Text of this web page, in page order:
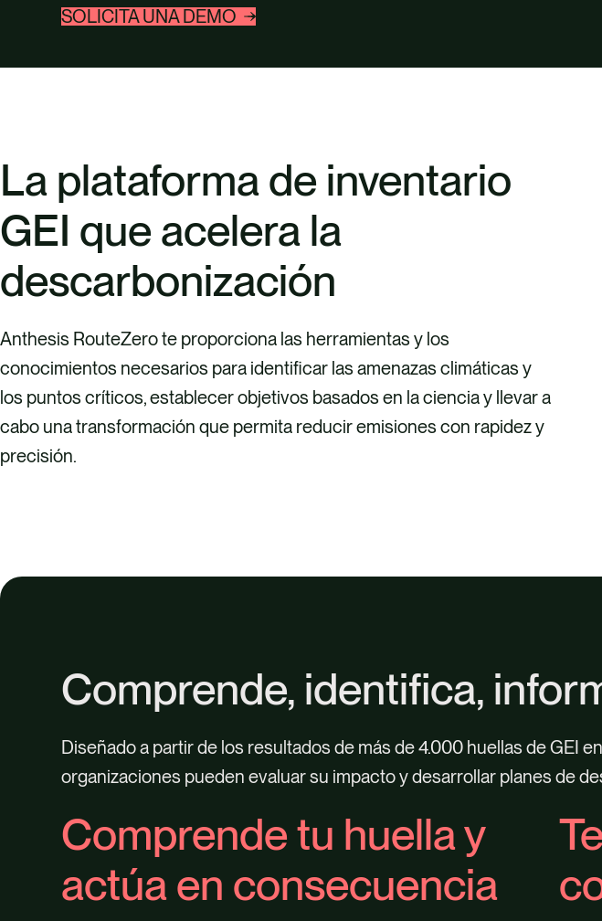
SOLICITA UNA DEMO
La plataforma de inventario
GEI que acelera la
descarbonización
Anthesis RouteZero te proporciona las herramientas y los
conocimientos necesarios para identificar las amenazas climáticas y
los puntos críticos, establecer objetivos basados en la ciencia y llevar a
cabo una transformación que permita reducir emisiones con rapidez y
precisión.
Comprende, identifica,
Diseñado a partir de los resultados de más de 4.000 huellas de GEI
organizaciones pueden evaluar su impacto y desarrollar planes de
Comprende tu huella y
actúa en consecuencia